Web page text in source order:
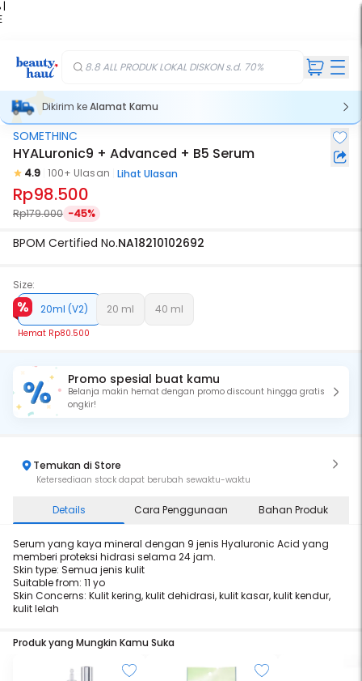
|
8.8 ALL PRODUK LOKAL DISKON s.d. 70%
Dikirim keAlamat Kamu
SOMETHINC
HYALuronic9 + Advanced + B5 Serum
4.9 100+ Ulasan Lihat Ulasan
Rp98.500
Rp179.000 -45%
BPOM Certified No.NA18210102692
Size:
20ml (V2)
Hemat Rp80.500
20 ml 40 ml
Promo spesial buat kamu
Belanja makin hemat dengan promo discount hingga gratis
ongkir!
Temukan di Store
Ketersediaan stock dapat berubah sewaktu-waktu
Details Cara Penggunaan Bahan Produk
Serum yang kaya mineral dengan 9 jenis Hyaluronic Acid yang
memberi proteksi hidrasi selama 24 jam.
Skin type: Semua jenis kulit
Suitable from: 11 yo
Skin Concerns: Kulit kering, kulit dehidrasi, kulit kasar, kulit kendur,
kulit lelah
Produk yang Mungkin Kamu Suka